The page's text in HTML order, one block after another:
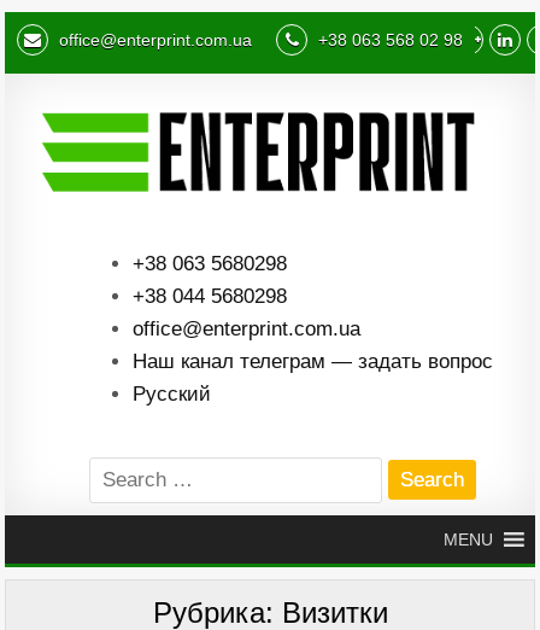
office@enterprint.com.ua +38 063 568 02 98
+38 063 5680298
+38 044 5680298
office@enterprint.com.ua
Наш канал телеграм — задать вопрос
Русский
Search
for:
MENU
Рубрика: Визитки